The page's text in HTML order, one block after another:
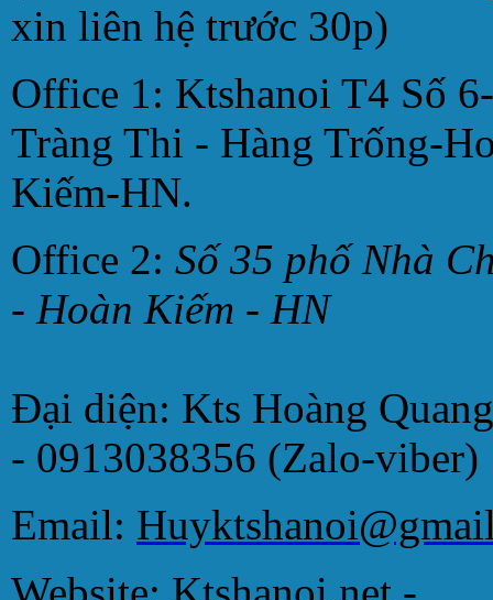
xin liên hệ trước 30p)
Office 1: Ktshanoi T4 Số
Tràng Thi - Hàng Trống-
Kiếm-HN.
Office 2: Số 35 phố Nhà
- Hoàn Kiếm - HN
Đại diện: Kts Hoàng
- 0913038356 (Zalo-viber)
Email: